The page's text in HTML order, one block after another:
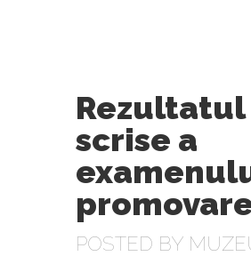
scrise a
POSTED BY